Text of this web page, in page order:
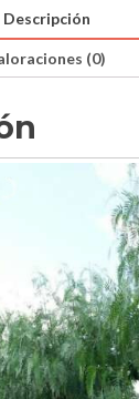
Descripción
(0)